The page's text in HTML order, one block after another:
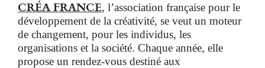
CRÉA FRANCE, l’association française pour le
développement de la créativité, se veut un moteur
de changement, pour les individus, les
organisations et la société. Chaque année, elle
propose un rendez-vous destiné aux